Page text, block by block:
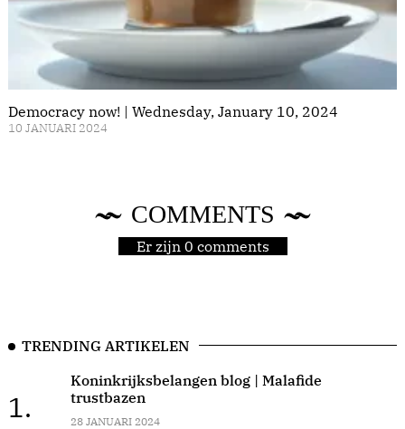
Democracy now! | Wednesday, January 10, 2024
10 JANUARI 2024
COMMENTS
Er zijn 0 comments
TRENDING ARTIKELEN
1.
Koninkrijksbelangen blog | Malafide
trustbazen
28 JANUARI 2024